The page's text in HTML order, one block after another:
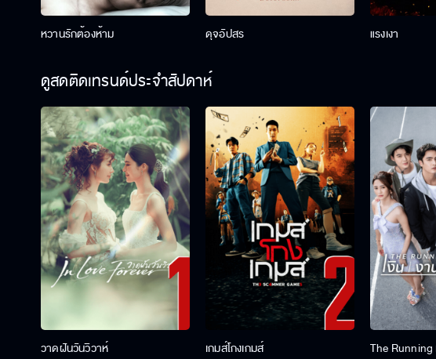
หวานรักต้องห้าม ดุจอัปสร แรงเงา
ดูสดติดเทรนด์ประจำสัปดาห์
วาดฝันวันวิวาห์ เกมส์โกงเกมส์ The Running